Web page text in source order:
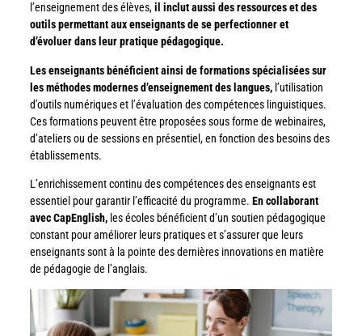
l’enseignement des élèves,il inclut aussi des ressources et des
outils permettant aux enseignants de se perfectionner et
d’évoluer dans leur pratique pédagogique.
Les enseignants bénéficient ainsi de formations spécialisées sur
les méthodes modernes d’enseignement des langues,l’utilisation
d’outils numériques et l’évaluation des compétences linguistiques.
Ces formations peuvent être proposées sous forme de webinaires,
d’ateliers ou de sessions en présentiel, en fonction des besoins des
établissements.
L’enrichissement continu des compétences des enseignants est
essentiel pour garantir l’efficacité du programme. En collaborant
avec CapEnglish,les écoles bénéficient d’un soutien pédagogique
constant pour améliorer leurs pratiques et s’assurer que leurs
enseignants sont à la pointe des dernières innovations en matière
de pédagogie de l’anglais.